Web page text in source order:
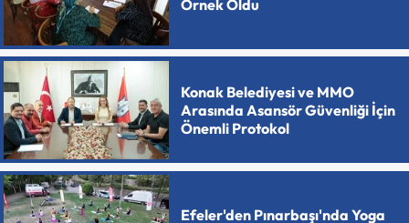
Örnek Oldu
Konak Belediyesi ve MMO
Arasında Asansör Güvenliği İçin
Önemli Protokol
Efeler'den Pınarbaşı'nda Yoga